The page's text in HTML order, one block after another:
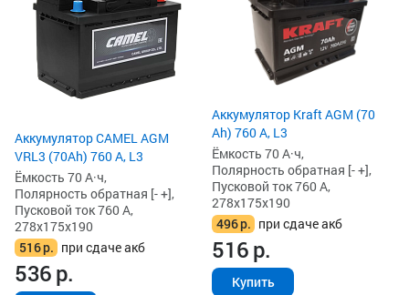
Аккумулятор CAMEL AGM
VRL3 (70Ah) 760 А, L3
Ёмкость 70 А·ч,
Полярность обратная [- +],
Пусковой ток 760 А,
278x175x190
516р. при сдаче акб
536р.
Аккумулятор Kraft AGM (70
Ah) 760 А, L3
Ёмкость 70 А·ч,
Полярность обратная [- +],
Пусковой ток 760 А,
278x175x190
496р. при сдаче акб
516р.
Купить